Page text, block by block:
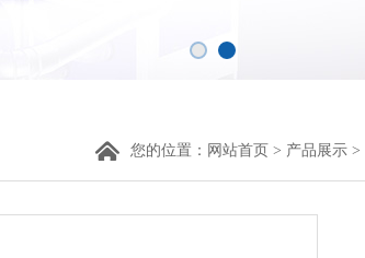
您的位置： 网站首页 > 产品展示 >